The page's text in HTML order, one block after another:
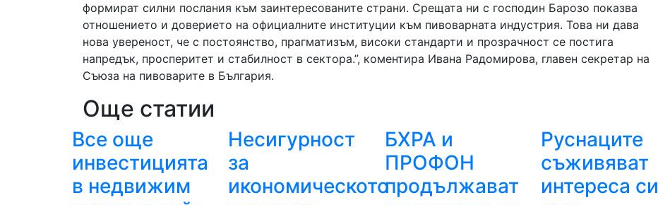
формират силни послания към заинтересованите страни. Срещата ни с господин Барозо показва
отношението и доверието на официалните институции към пивоварната индустрия. Това ни дава
нова увереност, че с постоянство, прагматизъм, високи стандарти и прозрачност се постига
напредък, просперитет и стабилност в сектора.”, коментира Ивана Радомирова, главен секретар на
Съюза на пивоварите в България.
Още статии
Все още
инвестицията
в недвижим
Несигурност
за
икономическото
БХРА и
ПРОФОН
продължават
Руснаците
съживяват
интереса си